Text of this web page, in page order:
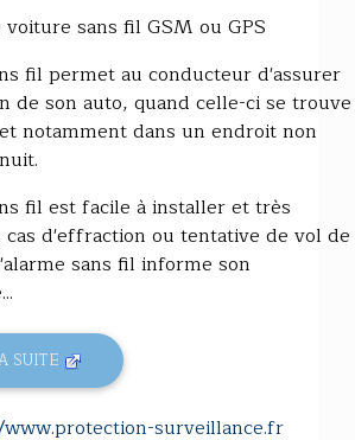
sans fil GSM ou GPS
fil permet au conducteur d'assurer
de son auto, quand celle-ci se trouve
notamment dans un endroit non
fil est facile à installer et très
cas d'effraction ou tentative de vol de
sans fil informe son
SUITE
surveillance.fr